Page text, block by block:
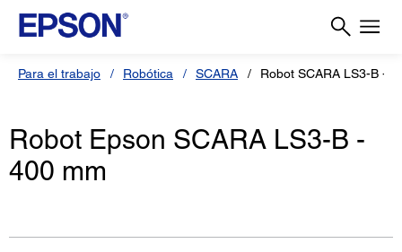
Para el trabajo Robótica SCARA Robot SCARA LS3-B -
Robot Epson SCARA LS3-B -
400 mm